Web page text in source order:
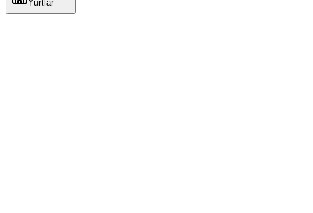
Yurtlar